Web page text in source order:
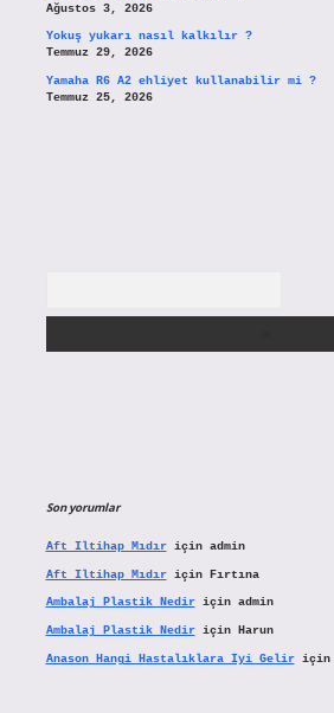
Ağustos 3, 2026
Yokuş yukarı nasıl kalkılır ?
Temmuz 29, 2026
Yamaha R6 A2 ehliyet kullanabilir mi ?
Temmuz 25, 2026
Son yorumlar
Aft Iltihap Mıdıriçin admin
Aft Iltihap Mıdıriçin Fırtına
Ambalaj Plastik Nediriçin admin
Ambalaj Plastik Nediriçin Harun
Anason Hangi Hastalıklara Iyi Geliriçin